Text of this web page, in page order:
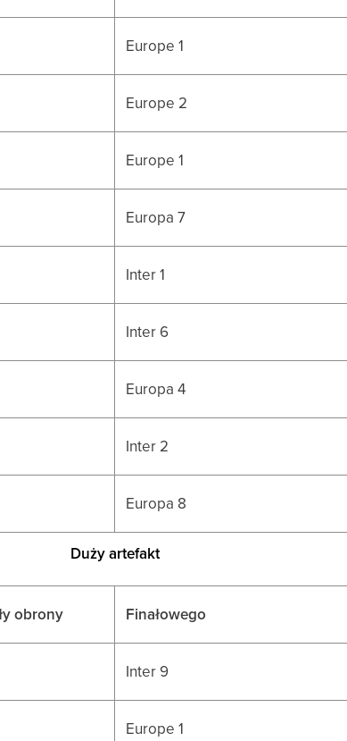
Europe 1
Europe 2
Europe 1
Europa 7
Inter 1
Inter 6
Europa 4
Inter 2
Europa 8
Duży artefakt
obrony Finałowego
Inter 9
Europe 1